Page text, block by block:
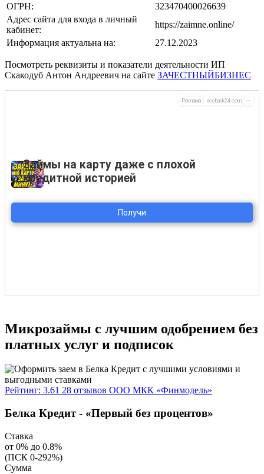
ОГРН:
323470400026639
Адрес сайта для входа в личный
кабинет:
https://zaimne.online/
Информация актуальна на:
27.12.2023
Посмотреть реквизиты и показатели деятельности ИП
Скакодуб Антон Андреевич на сайте ЗАЧЕСТНЫЙБИЗНЕС
Микрозаймы с лучшим одобрением без
платных услуг и подписок
Рейтинг: 3.61 28 отзывов ООО МКК «Финмодель»
Белка Кредит - «Первый без процентов»
Ставка
от 0% до 0.8%
(ПСК 0-292%)
Сумма